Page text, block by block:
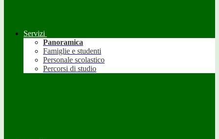
Servizi
Panoramica
Famiglie e studenti
Personale scolastico
Percorsi di studio